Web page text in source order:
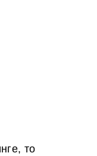
то